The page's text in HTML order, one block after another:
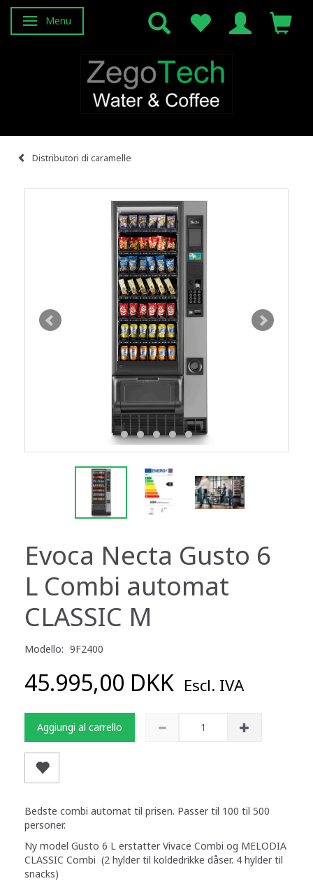
Attiva/disattiva navigazione
Menu
Distributori di caramelle
Evoca Necta Gusto 6
L Combi automat
CLASSIC M
Modello: 9F2400
45.995,00 DKK Escl. IVA
Aggiungi al carrello
Bedste combi automat til prisen. Passer til 100 til 500
personer.
Ny model Gusto 6 L erstatter Vivace Combi og MELODIA
CLASSIC Combi (2 hylder til koldedrikke dåser. 4 hylder til
snacks)